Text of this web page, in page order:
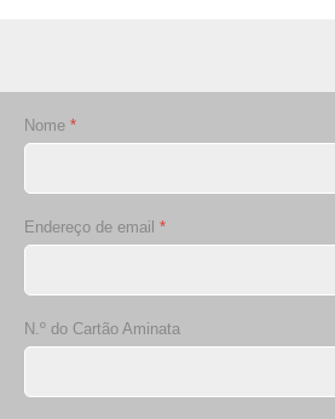
Nome *
Endereço de email *
N.º do Cartão Aminata